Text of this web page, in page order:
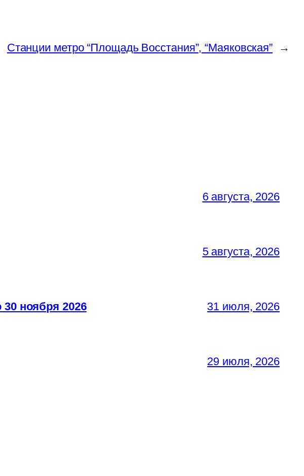
Станции метро “Площадь Восстания”, “Маяковская” →
6 августа, 2026
5 августа, 2026
ноября 2026 31 июля, 2026
29 июля, 2026